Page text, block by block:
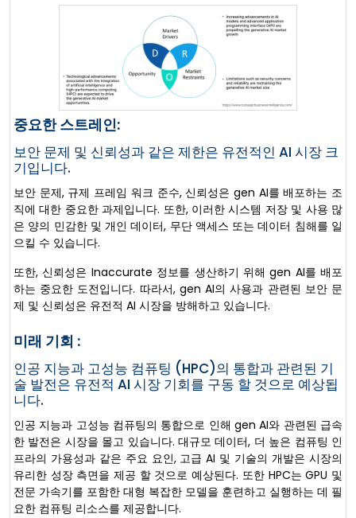
중요한 스트레인:
보안 문제 및 신뢰성과 같은 제한은 유전적인 AI 시장 크
기입니다.
보안 문제, 규제 프레임 워크 준수, 신뢰성은 gen AI를 배포하는 조
직에 대한 중요한 과제입니다. 또한, 이러한 시스템 저장 및 사용 많
은 양의 민감한 및 개인 데이터, 무단 액세스 또는 데이터 침해를 일
으킬 수 있습니다.
또한, 신뢰성은 Inaccurate 정보를 생산하기 위해 gen AI를 배포
하는 중요한 도전입니다. 따라서, gen AI의 사용과 관련된 보안 문
제 및 신뢰성은 유전적 AI 시장을 방해하고 있습니다.
미래 기회 :
인공 지능과 고성능 컴퓨팅 (HPC)의 통합과 관련된 기
술 발전은 유전적 AI 시장 기회를 구동 할 것으로 예상됩
니다.
인공 지능과 고성능 컴퓨팅의 통합으로 인해 gen AI와 관련된 급속
한 발전은 시장을 몰고 있습니다. 대규모 데이터, 더 높은 컴퓨팅 인
프라의 가용성과 같은 주요 요인, 고급 AI 및 기술의 개발은 시장의
유리한 성장 측면을 제공 할 것으로 예상된다. 또한 HPC는 GPU 및
전문 가속기를 포함한 대형 복잡한 모델을 훈련하고 실행하는 데 필
요한 컴퓨팅 리소스를 제공합니다.